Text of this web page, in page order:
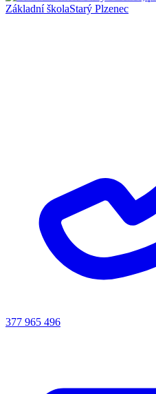
Základní školaStarý Plzenec
377 965 496